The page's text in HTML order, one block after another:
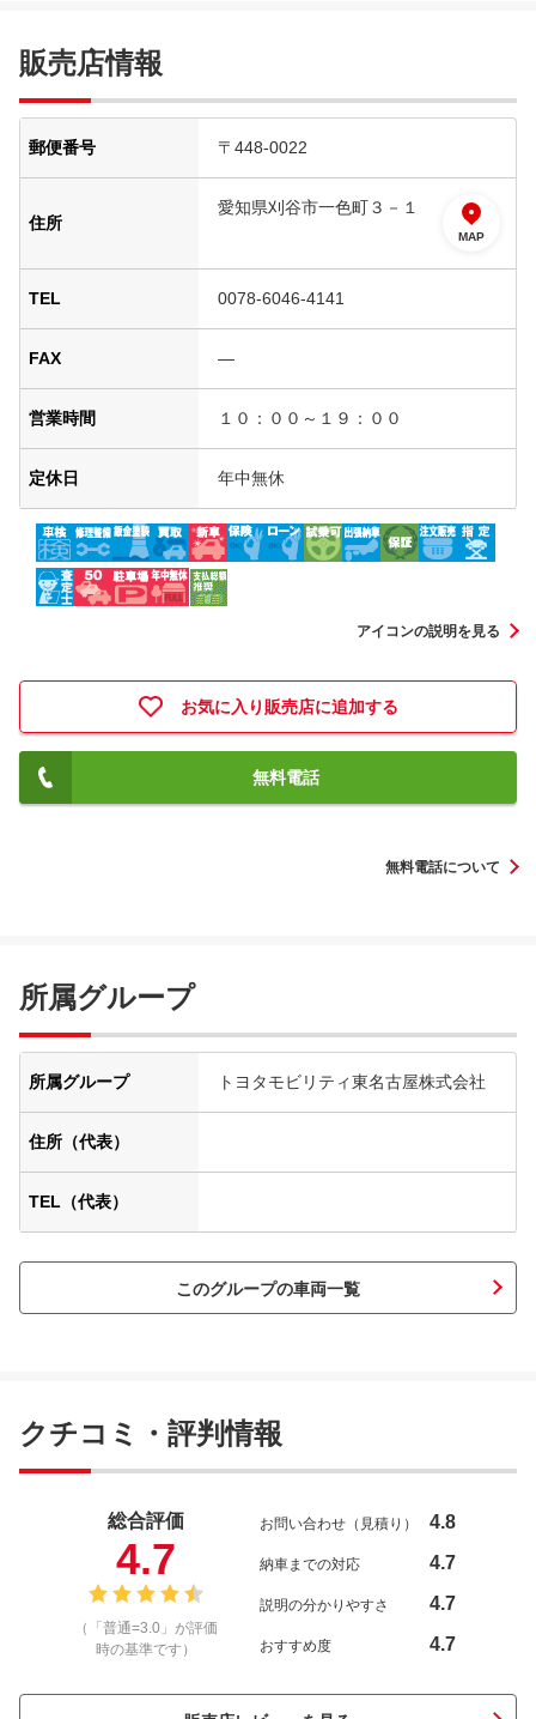
販売店情報
郵便番号 〒448-0022
住所
愛知県刈谷市一色町３－１
MAP
TEL 0078-6046-4141
FAX ―
営業時間 １０：００～１９：００
定休日 年中無休
アイコンの説明を見る
お気に入り販売店に追加する
無料電話
無料電話について
所属グループ
所属グループ トヨタモビリティ東名古屋株式会社
住所（代表）
TEL（代表）
このグループの車両一覧
クチコミ・評判情報
総合評価
4.7
（「普通=3.0」が評価
時の基準です）
お問い合わせ（見積り） 4.8
納車までの対応 4.7
説明の分かりやすさ 4.7
おすすめ度 4.7